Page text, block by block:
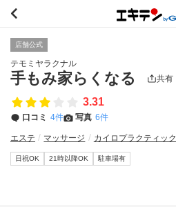
店舗公式
テモミヤラクナル
手もみ家らくなる 共有
3.31
口コミ 4件 写真 6件
エステ マッサージ カイロプラクティック
日祝OK 21時以降OK 駐車場有